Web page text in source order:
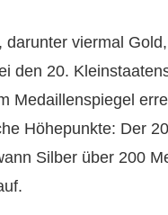
viermal
den 20.
Medaillenspiegel
Höhepunkte: Der
Silber über 200